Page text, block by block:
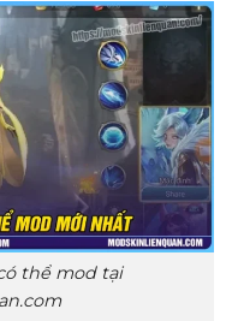
thể mod tại